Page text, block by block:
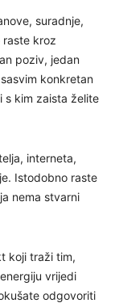
suradnje,
kroz
poziv, jedan
konkretan
s kim zaista želite
interneta,
Istodobno raste
nema stvarni
koji traži tim,
vrijedi
odgovoriti